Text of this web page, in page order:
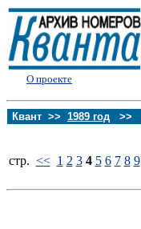
О проекте
Квант >> 1989 год >>
стp. << 1 2 3 4 5 6 7 8 9